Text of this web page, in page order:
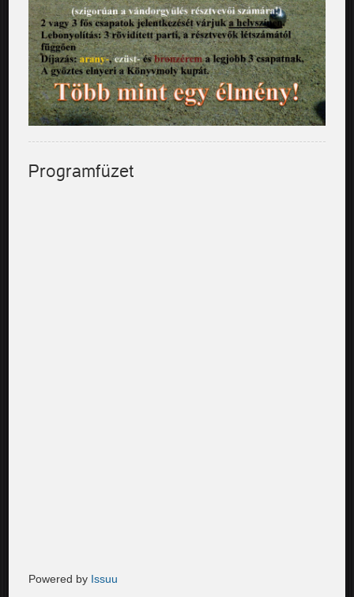
Programfüzet
Powered by Issuu